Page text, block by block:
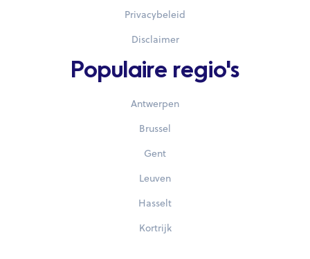
Privacybeleid
Disclaimer
Populaire regio's
Antwerpen
Brussel
Gent
Leuven
Hasselt
Kortrijk